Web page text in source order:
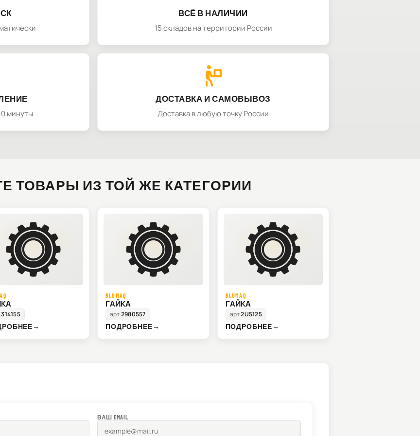
ВСЁ В НАЛИЧИИ
15 складов на территории России
минуты
ДОСТАВКА И САМОВЫВОЗ
Доставка в любую точку России
ТОВАРЫ ИЗ ТОЙ ЖЕ КАТЕГОРИИ
314155
→
BLUMAQ
ГАЙКА
арт.2980557
ПОДРОБНЕЕ→
BLUMAQ
ГАЙКА
арт.2U5125
ПОДРОБНЕЕ→
ВАШ EMAIL